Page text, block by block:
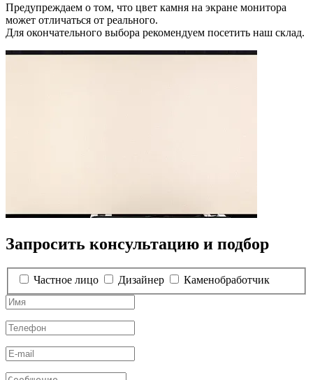
Предупреждаем о том, что цвет камня на экране монитора
может отличаться от реального.
Для окончательного выбора рекомендуем посетить наш склад.
Запросить консультацию и подбор
Частное лицо Дизайнер Каменобработчик